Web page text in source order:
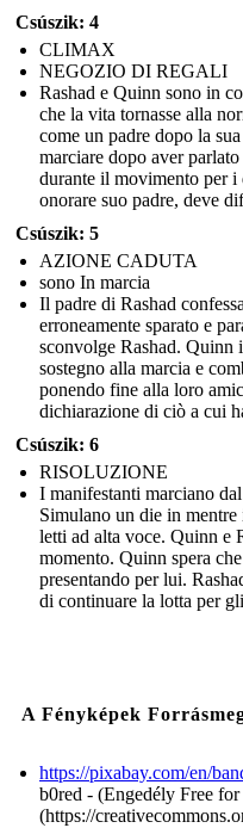
Csúszik: 4
CLIMAX
NEGOZIO DI REGALI
Rashad e Quinn sono in
che la vita tornasse alla
come un padre dopo la
marciare dopo aver
durante il movimento per
onorare suo padre, deve
Csúszik: 5
AZIONE CADUTA
sono In marcia
Il padre di Rashad
erroneamente sparato e
sconvolge Rashad. Quinn
sostegno alla marcia e
ponendo fine alla loro
dichiarazione di ciò a cui
Csúszik: 6
RISOLUZIONE
I manifestanti marciano
Simulano un die in
letti ad alta voce. Quinn e
momento. Quinn spera
presentando per lui.
di continuare la lotta per
A Fényképek
https://pixabay.com/en/
b0red - (Engedély Free
(https://